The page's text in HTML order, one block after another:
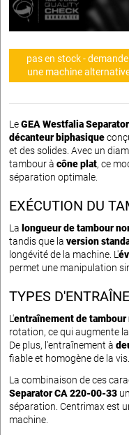
pas en stock -
une machine
LeGEA Westfalia
décanteur biphasique
et des solides. Avec un
tambour à cône plat, ce
séparation optimale.
EXÉCUTION DU
La longueur de tambour
tandis que la version
longévité de la machine. L'
permet une manipulation
TYPES
L'entraînement de tambour
rotation, ce qui augmente
De plus, l'entraînement à
fiable et homogène de la vis.
La combinaison de ces
Separator CA 220-00-33
séparation. Centrimax est
machine.